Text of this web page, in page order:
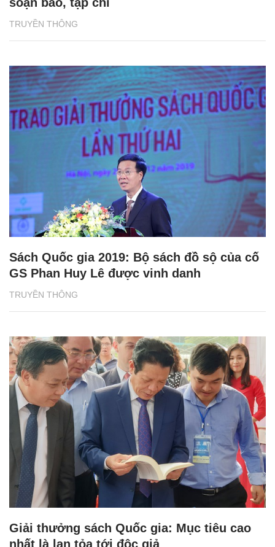
TRUYỀN THÔNG
TRUYỀN THÔNG
Sách Quốc gia 2019: Bộ sách đồ sộ của cố
GS Phan Huy Lê được vinh danh
Giải thưởng sách Quốc gia: Mục tiêu cao
nhất là lan tỏa tới độc giả